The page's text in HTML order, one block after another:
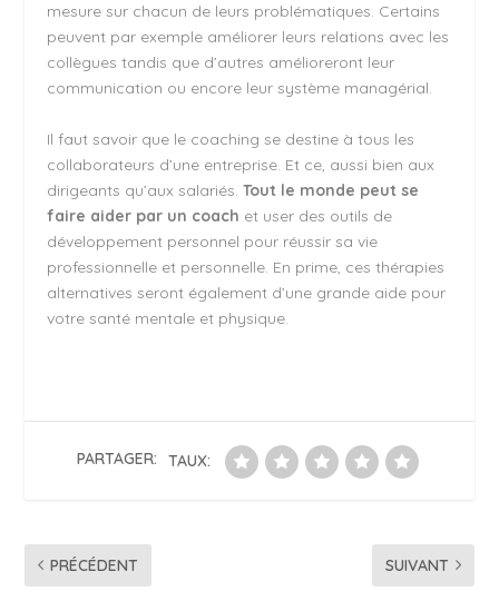
mesure sur chacun de leurs problématiques. Certains
peuvent par exemple améliorer leurs relations avec les
collègues tandis que d’autres amélioreront leur
communication ou encore leur système managérial.
Il faut savoir que le coaching se destine à tous les
collaborateurs d’une entreprise. Et ce, aussi bien aux
dirigeants qu’aux salariés.Tout le monde peut se
faire aider par un coach et user des outils de
développement personnel pour réussir sa vie
professionnelle et personnelle. En prime, ces thérapies
alternatives seront également d’une grande aide pour
votre santé mentale et physique.
PARTAGER: TAUX:
PRÉCÉDENT SUIVANT